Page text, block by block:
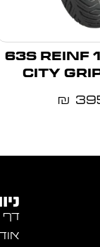
130/70-13 63S REINF
CITY
₪
דף